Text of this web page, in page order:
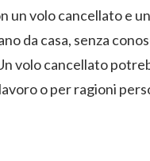
volo cancellato e
da casa, senza
volo cancellato
o per ragioni